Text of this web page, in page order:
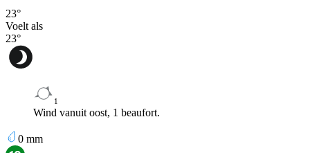
23°
Voelt als
23°
1
Wind vanuit oost, 1 beaufort.
0 mm